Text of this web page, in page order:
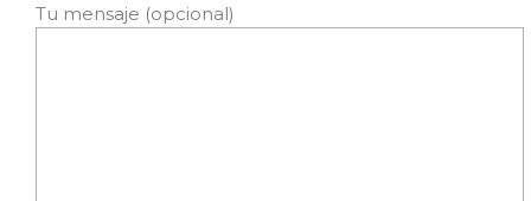
Tu mensaje (opcional)